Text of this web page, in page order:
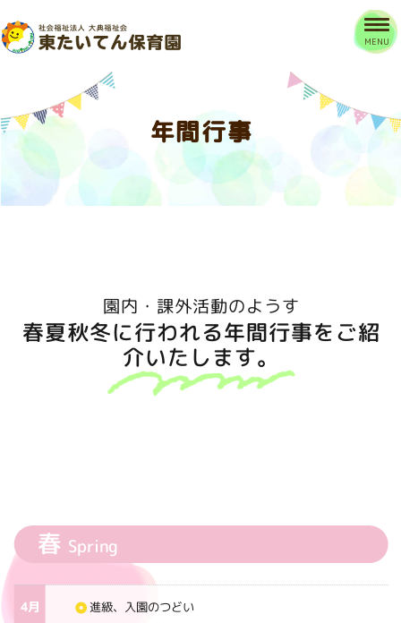
MENU
年間行事
園内・課外活動のようす
春夏秋冬に行われる年間行事をご紹
介いたします。
春 Spring
4月 進級、入園のつどい